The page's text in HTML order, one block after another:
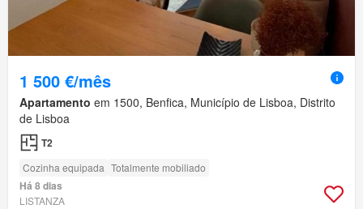
1 500 €/mês
Apartamento em 1500, Benfica, Município de Lisboa, Distrito
de Lisboa
T2
Cozinha equipada Totalmente mobiliado
Há 8 dias
LISTANZA